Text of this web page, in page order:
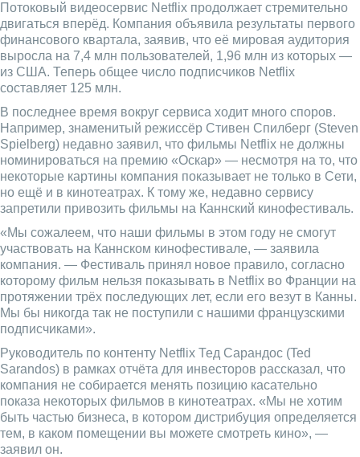
Потоковый видеосервис Netflix продолжает стремительно
двигаться вперёд. Компания объявила результаты первого
финансового квартала, заявив, что её мировая аудитория
выросла на 7,4 млн пользователей, 1,96 млн из которых —
из США. Теперь общее число подписчиков Netflix
составляет 125 млн.
В последнее время вокруг сервиса ходит много споров.
Например, знаменитый режиссёр Стивен Спилберг (Steven
Spielberg) недавно заявил, что фильмы Netflix не должны
номинироваться на премию «Оскар» — несмотря на то, что
некоторые картины компания показывает не только в Сети,
но ещё и в кинотеатрах. К тому же, недавно сервису
запретили привозить фильмы на Каннский кинофестиваль.
«Мы сожалеем, что наши фильмы в этом году не смогут
участвовать на Каннском кинофестивале, — заявила
компания. — Фестиваль принял новое правило, согласно
которому фильм нельзя показывать в Netflix во Франции на
протяжении трёх последующих лет, если его везут в Канны.
Мы бы никогда так не поступили с нашими французскими
подписчиками».
Руководитель по контенту Netflix Тед Сарандос (Ted
Sarandos) в рамках отчёта для инвесторов рассказал, что
компания не собирается менять позицию касательно
показа некоторых фильмов в кинотеатрах. «Мы не хотим
быть частью бизнеса, в котором дистрибуция определяется
тем, в каком помещении вы можете смотреть кино», —
заявил он.